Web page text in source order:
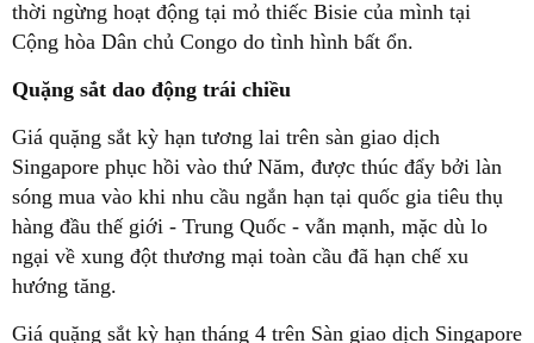
thời ngừng hoạt động tại mỏ thiếc Bisie của mình tại
Cộng hòa Dân chủ Congo do tình hình bất ổn.
Quặng sắt dao động trái chiều
Giá quặng sắt kỳ hạn tương lai trên sàn giao dịch
Singapore phục hồi vào thứ Năm, được thúc đẩy bởi làn
sóng mua vào khi nhu cầu ngắn hạn tại quốc gia tiêu thụ
hàng đầu thế giới - Trung Quốc - vẫn mạnh, mặc dù lo
ngại về xung đột thương mại toàn cầu đã hạn chế xu
hướng tăng.
Giá quặng sắt kỳ hạn tháng 4 trên Sàn giao dịch Singapore